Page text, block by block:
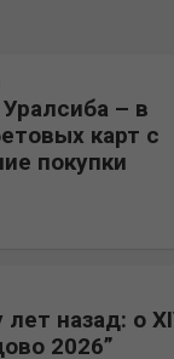
– в
карт с
покупки
назад: о
2026”